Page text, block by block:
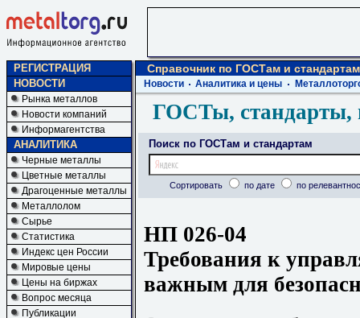
РЕГИСТРАЦИЯ
НОВОСТИ
Рынка металлов
Новости компаний
Информагентства
АНАЛИТИКА
Черные металлы
Цветные металлы
Драгоценные металлы
Металлолом
Сырье
Статистика
Индекс цен России
Мировые цены
Цены на биржах
Вопрос месяца
Публикации
Справочник по ГОСТам и стандартам
Новости Аналитика и цены
ГОСТы, стандарты,
Поиск по ГОСТам и стандартам
Сортировать по дате по
НП 026-04
Требования к
важным для